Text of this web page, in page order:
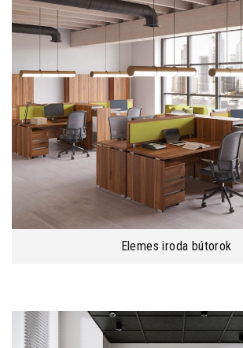
Elemes iroda bútorok